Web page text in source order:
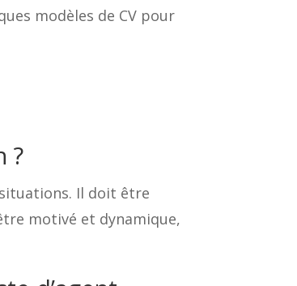
modèles de CV pour
?
Il doit être
motivé et dynamique,